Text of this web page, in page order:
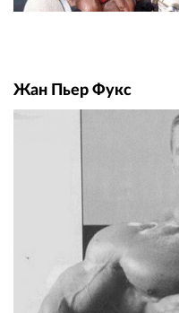
Жан Пьер Фукс